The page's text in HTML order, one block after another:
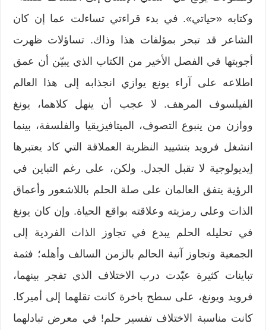
وكتابه «حياتي». في بدء قراءتي تساءلت عما إن كان
الشاعر قد تبحر بمؤلفات هذا وذاك. تساؤلات ظهرت
أجوبتها في الفصل الأخير من الكتاب الذي يبيّن أن عمق
اطلاعه على آراء يونع يوازي انجذابه إلى هذا العالم
الفيلسوف المرهف. لا عجب أن ينهل كلاهما، يونغ
ووازن من ينبوع التصوف، الميتافيزيقيا والفلسفة، بينما
انشغل فرويد بتشييد النظرية العملاقة التي كاد يعتبرها
إيديولوجية لا تقبل الجدل. ولكن، على رغم التباين في
الرؤية يتفق العالمان على صلة الحلم باللاشعور وأعماق
الذات وعلى رمزيته وعلاقته بواقع الحياة. وإن كان يونغ
في تحليله الحلم يبدع في تجاوز الذات الفردية إلى
الجمعية وتجاوز آنية الحالم بالزمن السالف وأهله؛ فثمة
تباينات كثيرة عبّدت درب الاختلاف الذي تفجر بينهما،
فرويد ويونغ، على سطح باخرة كانت تقلهما إلى أميركا.
كانت مناسبة الاختلاف تفسير حلم! في معرض تبادلهما